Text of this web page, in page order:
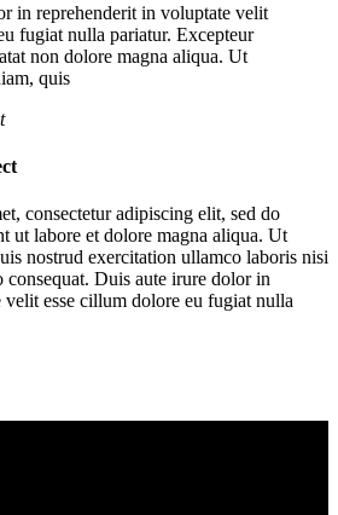
in reprehenderit in voluptate velit
fugiat nulla pariatur. Excepteur
non dolore magna aliqua. Ut
quis
consectetur adipiscing elit, sed do
ut labore et dolore magna aliqua. Ut
nostrud exercitation ullamco laboris nisi
Duis aute irure dolor in
esse cillum dolore eu fugiat nulla